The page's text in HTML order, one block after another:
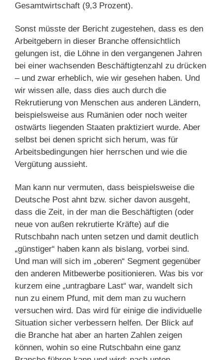
Gesamtwirtschaft (9,3 Prozent).
Sonst müsste der Bericht zugestehen, dass es den
Arbeitgebern in dieser Branche offensichtlich
gelungen ist, die Löhne in den vergangenen Jahren
bei einer wachsenden Beschäftigtenzahl zu drücken
– und zwar erheblich, wie wir gesehen haben. Und
wir wissen alle, dass dies auch durch die
Rekrutierung von Menschen aus anderen Ländern,
beispielsweise aus Rumänien oder noch weiter
ostwärts liegenden Staaten praktiziert wurde. Aber
selbst bei denen spricht sich herum, was für
Arbeitsbedingungen hier herrschen und wie die
Vergütung aussieht.
Man kann nur vermuten, dass beispielsweise die
Deutsche Post ahnt bzw. sicher davon ausgeht,
dass die Zeit, in der man die Beschäftigten (oder
neue von außen rekrutierte Kräfte) auf die
Rutschbahn nach unten setzen und damit deutlich
„günstiger“ haben kann als bislang, vorbei sind.
Und man will sich im „oberen“ Segment gegenüber
den anderen Mitbewerbe positionieren. Was bis vor
kurzem eine „untragbare Last“ war, wandelt sich
nun zu einem Pfund, mit dem man zu wuchern
versuchen wird. Das wird für einige die individuelle
Situation sicher verbessern helfen. Der Blick auf
die Branche hat aber an harten Zahlen zeigen
können, wohin so eine Rutschbahn eine ganz